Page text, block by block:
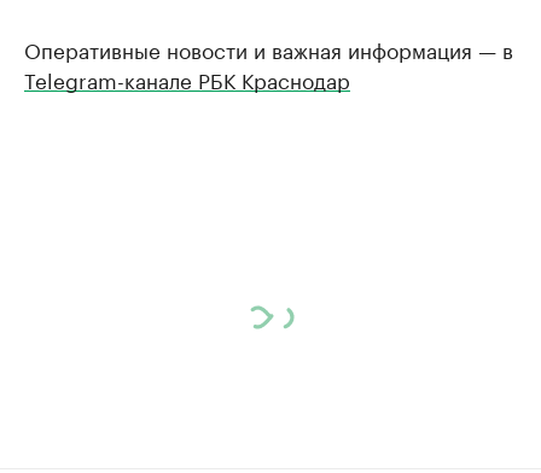
Оперативные новости и важная информация — в
Telegram-канале РБК Краснодар